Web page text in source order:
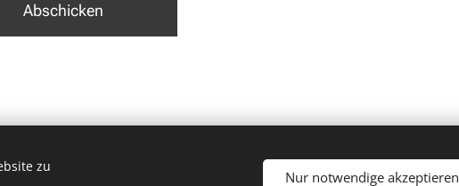
Abschicken
können sich ändern. Preisänderungen bleiben uns vorbehalten.
zu
Nur notwendige akzeptieren